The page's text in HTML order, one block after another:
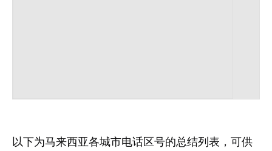
以下为马来西亚各城市电话区号的总结列表，可供